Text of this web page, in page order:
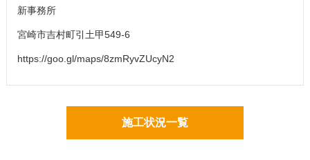
新事務所
宮崎市吉村町引土甲549-6
https://goo.gl/maps/8zmRyvZUcyN2
施工状況一覧